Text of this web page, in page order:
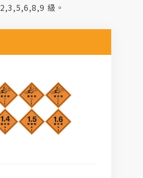
2,3,5,6,8,9 級。